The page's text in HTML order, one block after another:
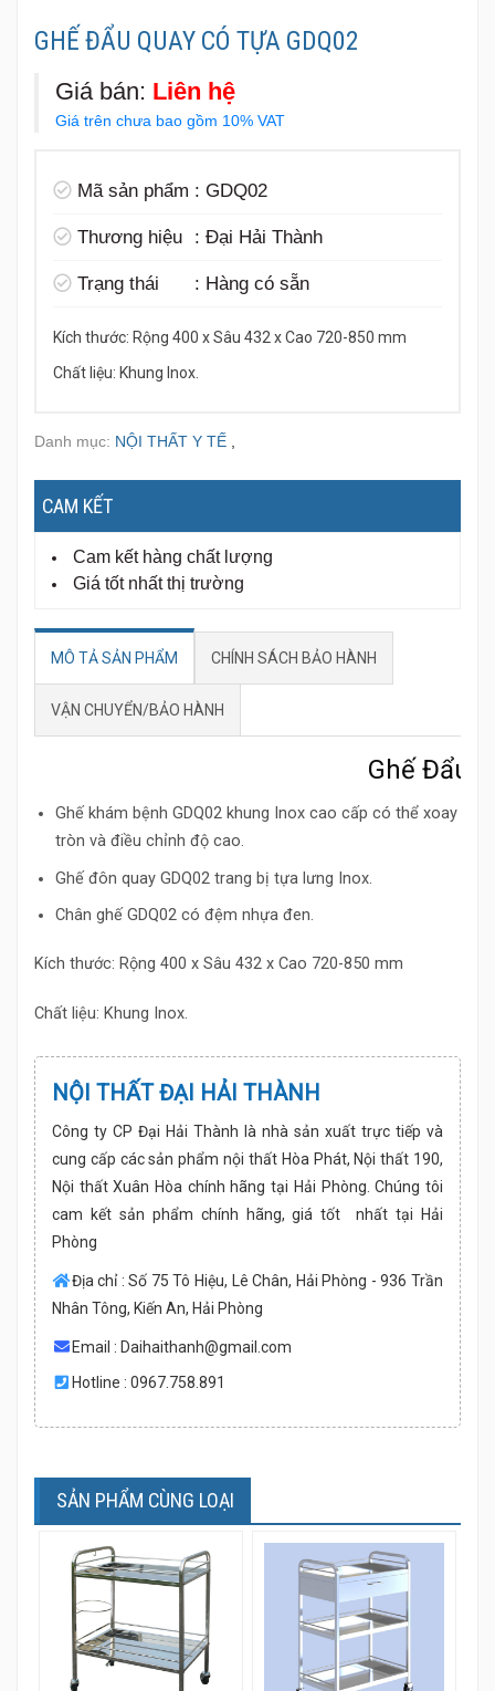
GHẾ ĐẨU QUAY CÓ TỰA GDQ02
Giá bán: Liên hệ
Giá trên chưa bao gồm 10% VAT
Mã sản phẩm : GDQ02
Thương hiệu : Đại Hải Thành
Trạng thái : Hàng có sẵn
Kích thước: Rộng 400 x Sâu 432 x Cao 720-850 mm
Chất liệu: Khung Inox.
Danh mục: NỘI THẤT Y TẾ
CAM KẾT
Cam kết hàng chất lượng
Giá tốt nhất thị trường
MÔ TẢ SẢN PHẨM CHÍNH SÁCH BẢO HÀNH
VẬN CHUYỂN/BẢO HÀNH
Ghế Đẩu
Ghế khám bệnh GDQ02khung Inox cao cấp có thể xoay
tròn và điều chỉnh độ cao.
Ghế đôn quay GDQ02 trang bị tựa lưng Inox.
Chân ghế GDQ02 có đệm nhựa đen.
Kích thước: Rộng 400 x Sâu 432 x Cao 720-850 mm
Chất liệu: Khung Inox.
NỘI THẤT ĐẠI HẢI THÀNH
Công ty CP Đại Hải Thành là nhà sản xuất trực tiếp và
cung cấp các sản phẩm nội thất Hòa Phát, Nội thất 190,
Nội thất Xuân Hòa chính hãng tại Hải Phòng. Chúng tôi
cam kết sản phẩm chính hãng, giá tốt nhất tại Hải
Phòng
Địa chỉ : Số 75 Tô Hiệu, Lê Chân, Hải Phòng - 936 Trần
Nhân Tông, Kiến An, Hải Phòng
Email : Daihaithanh@gmail.com
Hotline : 0967.758.891
SẢN PHẨM CÙNG LOẠI